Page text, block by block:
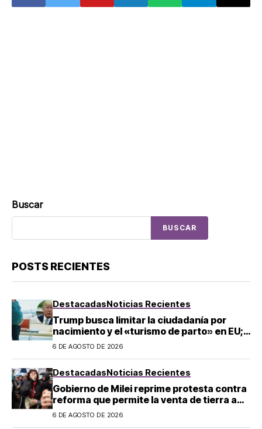
elecciones de
Buscar
BUSCAR
POSTS RECIENTES
DestacadasNoticias Recientes
Trump busca limitar la ciudadanía por
nacimiento y el «turismo de parto» en EU;
¿a quién afecta?
6 DE AGOSTO DE 2026
DestacadasNoticias Recientes
Gobierno de Milei reprime protesta contra
reforma que permite la venta de tierra a
extranjeros en Argentina
6 DE AGOSTO DE 2026